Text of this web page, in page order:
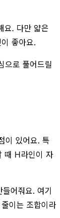
요. 다만 얇은
좋아요.
으로 풀어드릴
이 있어요. 특
때 H라인이 자
어줘요. 여기
이는 조합이라